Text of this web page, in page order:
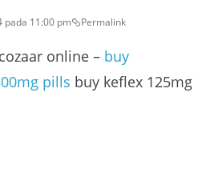
pada 11:00 pm Permalink
online – buy
pills buy keflex 125mg